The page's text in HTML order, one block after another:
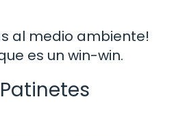
al medio ambiente!
es un win-win.